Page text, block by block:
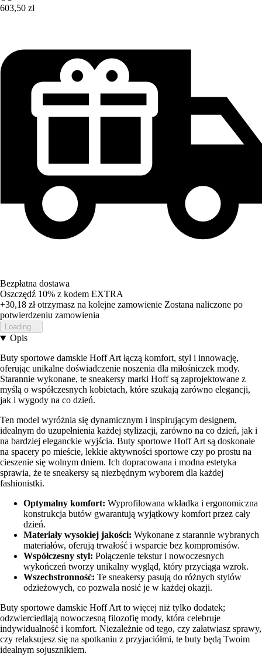
603,50 zł
Bezpłatna dostawa
Oszczędź 10% z kodem EXTRA
+30,18 złotrzymasz na kolejne zamowienie Zostana naliczone po
potwierdzeniu zamowienia
Loading...
Opis
Buty sportowe damskie Hoff Art łączą komfort, styl i innowację,
oferując unikalne doświadczenie noszenia dla miłośniczek mody.
Starannie wykonane, te sneakersy marki Hoff są zaprojektowane z
myślą o współczesnych kobietach, które szukają zarówno elegancji,
jak i wygody na co dzień.
Ten model wyróżnia się dynamicznym i inspirującym designem,
idealnym do uzupełnienia każdej stylizacji, zarówno na co dzień, jak i
na bardziej eleganckie wyjścia. Buty sportowe Hoff Art są doskonałe
na spacery po mieście, lekkie aktywności sportowe czy po prostu na
cieszenie się wolnym dniem. Ich dopracowana i modna estetyka
sprawia, że te sneakersy są niezbędnym wyborem dla każdej
fashionistki.
Optymalny komfort: Wyprofilowana wkładka i ergonomiczna
konstrukcja butów gwarantują wyjątkowy komfort przez cały
dzień.
Materiały wysokiej jakości: Wykonane z starannie wybranych
materiałów, oferują trwałość i wsparcie bez kompromisów.
Współczesny styl: Połączenie tekstur i nowoczesnych
wykończeń tworzy unikalny wygląd, który przyciąga wzrok.
Wszechstronność: Te sneakersy pasują do różnych stylów
odzieżowych, co pozwala nosić je w każdej okazji.
Buty sportowe damskie Hoff Art to więcej niż tylko dodatek;
odzwierciedlają nowoczesną filozofię mody, która celebruje
indywidualność i komfort. Niezależnie od tego, czy załatwiasz sprawy,
czy relaksujesz się na spotkaniu z przyjaciółmi, te buty będą Twoim
idealnym sojusznikiem.